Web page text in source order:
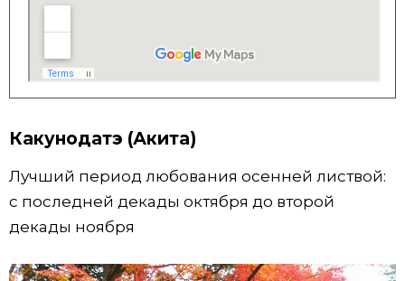
Какунодатэ (Акита)
Лучший период любования осенней листвой:
с последней декады октября до второй
декады ноября